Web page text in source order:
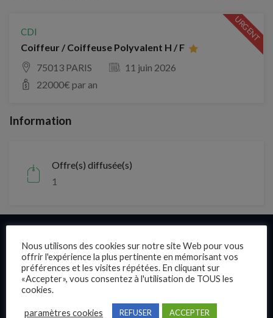
CDI
Coiffeur / Coiffeuse Polyvalent H / F
URGENT
75013 PARIS
11 juin 2026
22000€ par an
Information
Offre(s) diffusée(s)
1
Liens rapides
Présentation
Publier une annonce
Offres d’emploi
Nous utilisons des cookies sur notre site Web pour vous
offrir l'expérience la plus pertinente en mémorisant vos
préférences et les visites répétées. En cliquant sur
«Accepter», vous consentez à l'utilisation de TOUS les
cookies.
paramètres cookies REFUSER ACCEPTER